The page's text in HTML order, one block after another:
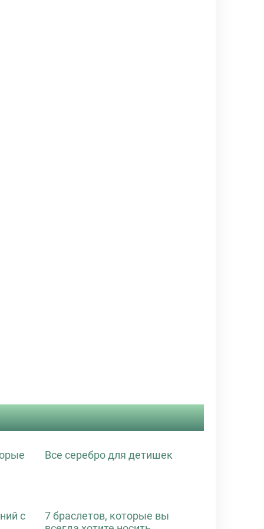
Все серебро для детишек
с
7 браслетов, которые вы